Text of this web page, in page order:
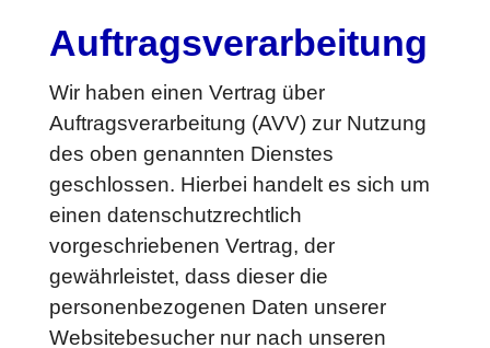
Auftragsverarbeitung
Wir haben einen Vertrag über
Auftragsverarbeitung (AVV) zur Nutzung
des oben genannten Dienstes
geschlossen. Hierbei handelt es sich um
einen datenschutzrechtlich
vorgeschriebenen Vertrag, der
gewährleistet, dass dieser die
personenbezogenen Daten unserer
Websitebesucher nur nach unseren